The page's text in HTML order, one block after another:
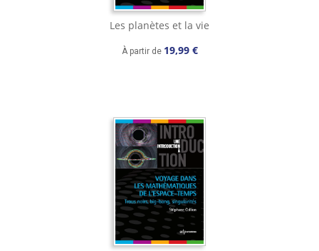
Les planètes et la vie
À partir de 19,99 €